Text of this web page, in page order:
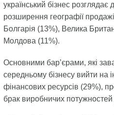
український бізнес
розширення географії
Болгарія (13%), Велика
Молдова (11%).
Основними бар’єрами, які
середньому бізнесу вийти на
фінансових ресурсів (29%),
брак виробничих потужностей